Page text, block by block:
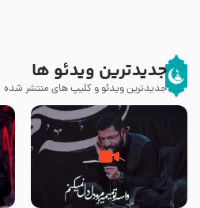
جدیدترین ویدئو ها
جدیدترین ویدئو و کلیپ های منتشر شده
مصداق کربلا – حاج حسین سیب
سرخی